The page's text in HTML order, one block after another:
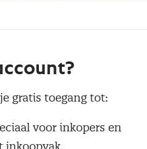
gratis toegang tot:
voor inkopers en
inkoopvak